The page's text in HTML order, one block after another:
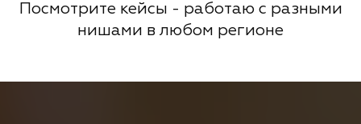
Посмотрите кейсы - работаю с разными
нишами в любом регионе